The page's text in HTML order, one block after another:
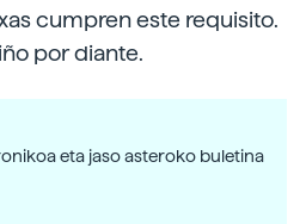
cumpren este requisito.
por diante.
eta jaso asteroko buletina